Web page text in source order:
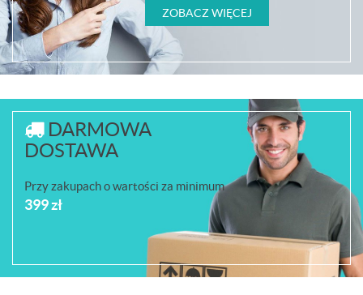
ZOBACZ WIĘCEJ
DARMOWA
DOSTAWA
Przy zakupach o wartości za minimum
399 zł